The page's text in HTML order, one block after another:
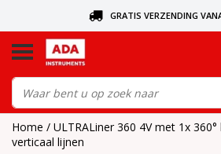
GRATIS VERZENDING
VANDAAG BESTELD, VANDAAG
Home / ULTRALiner 360 4V met 1x
verticaal lijnen